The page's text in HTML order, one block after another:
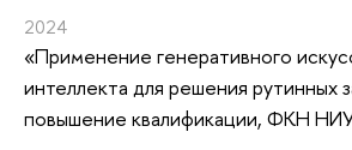
2024
«Применение генеративного
интеллекта для решения рутинных
повышение квалификации, ФКН